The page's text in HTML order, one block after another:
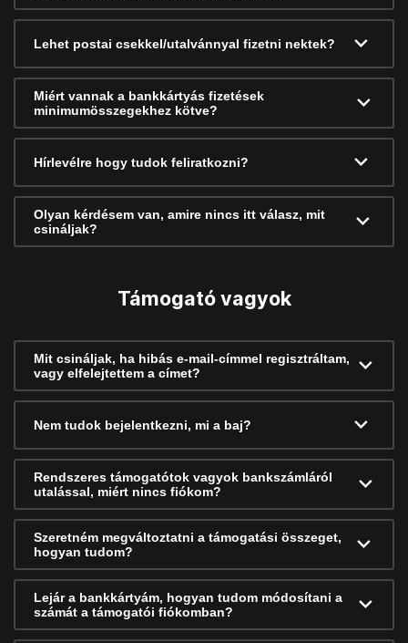
Lehet postai csekkel/utalvánnyal fizetni nektek?
Miért vannak a bankkártyás fizetések
minimumösszegekhez kötve?
Hírlevélre hogy tudok feliratkozni?
Olyan kérdésem van, amire nincs itt válasz, mit
csináljak?
Támogató vagyok
Mit csináljak, ha hibás e-mail-címmel regisztráltam,
vagy elfelejtettem a címet?
Nem tudok bejelentkezni, mi a baj?
Rendszeres támogatótok vagyok bankszámláról
utalással, miért nincs fiókom?
Szeretném megváltoztatni a támogatási összeget,
hogyan tudom?
Lejár a bankkártyám, hogyan tudom módosítani a
számát a támogatói fiókomban?